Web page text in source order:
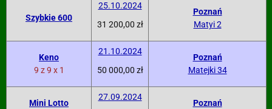
Szybkie 600
25.10.2024
31 200,00 zł
Poznań
Matyi 2
Keno
9 z 9 x 1
21.10.2024
50 000,00 zł
Poznań
Matejki 34
Mini Lotto
27.09.2024
Poznań